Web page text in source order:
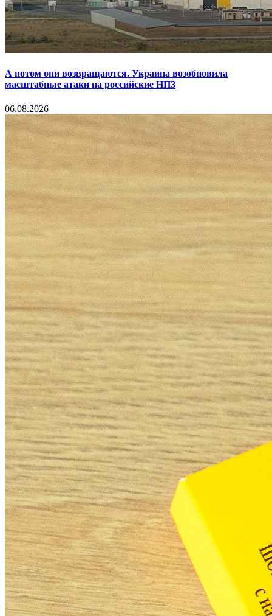
А потом они возвращаются. Украина возобновила
масштабные атаки на российские НПЗ
06.08.2026